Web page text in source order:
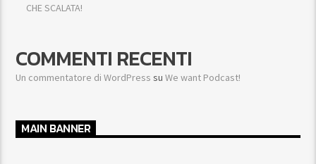
CHE SCALATA!
COMMENTI RECENTI
Un commentatore di WordPress suWe want Podcast!
MAIN BANNER